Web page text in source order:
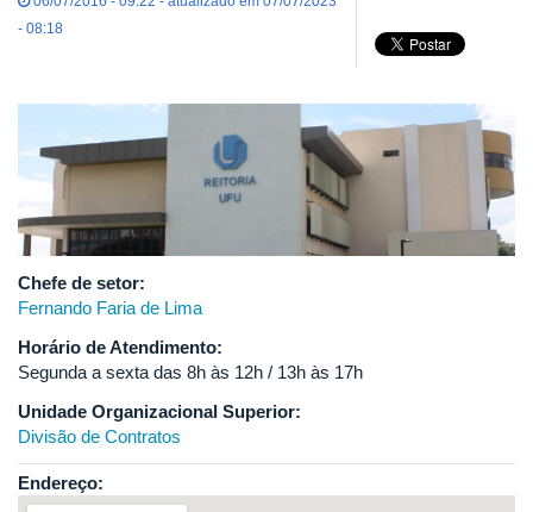
- 08:18
Chefe de setor:
Fernando Faria de Lima
Horário de Atendimento:
Segunda a sexta das 8h às 12h / 13h às 17h
Unidade Organizacional Superior:
Divisão de Contratos
Endereço: